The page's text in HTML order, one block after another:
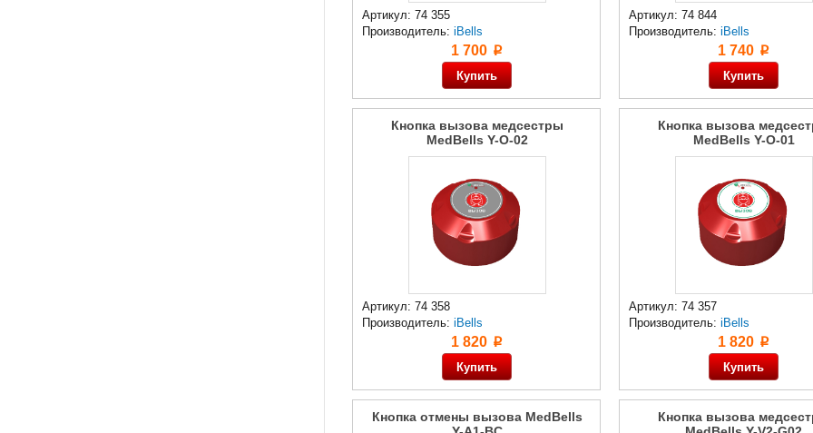
Артикул: 74 355
Производитель: iBells
1 700 p
Артикул: 74 844
Производитель: iBells
1 740 p
Кнопка вызова медсестры
MedBells Y-O-02
Артикул: 74 358
Производитель: iBells
1 820 p
Кнопка вызова
MedBells Y-O-01
Артикул: 74 357
Производитель: iBells
1 820 p
Кнопка отмены вызова MedBells
Кнопка вызова